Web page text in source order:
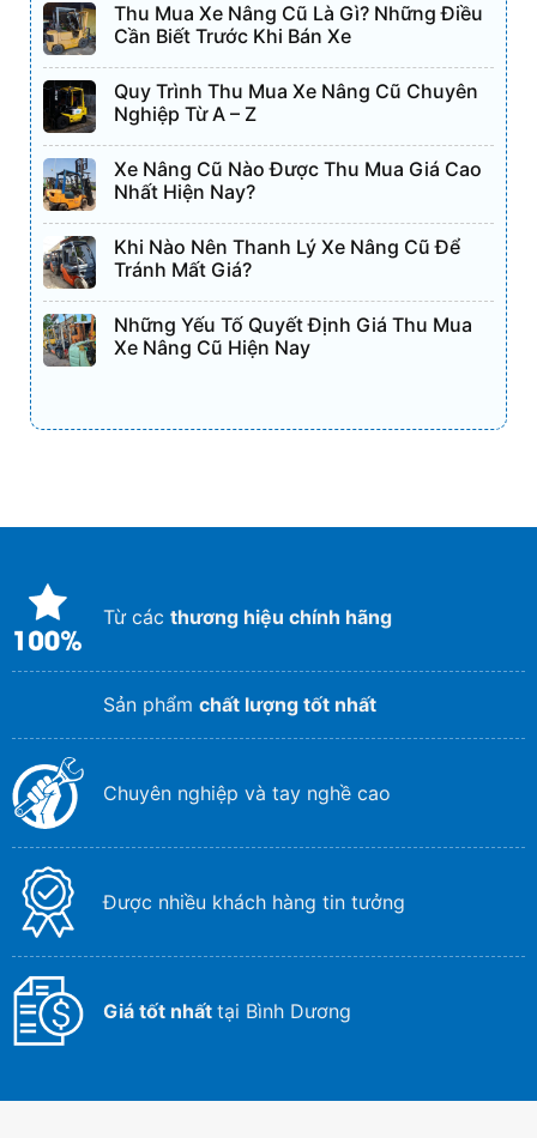
Thu Mua Xe Nâng Cũ Là Gì? Những Điều
Cần Biết Trước Khi Bán Xe
Quy Trình Thu Mua Xe Nâng Cũ Chuyên
Nghiệp Từ A – Z
Xe Nâng Cũ Nào Được Thu Mua Giá Cao
Nhất Hiện Nay?
Khi Nào Nên Thanh Lý Xe Nâng Cũ Để
Tránh Mất Giá?
Những Yếu Tố Quyết Định Giá Thu Mua
Xe Nâng Cũ Hiện Nay
Từ các thương hiệu chính hãng
Sản phẩm chất lượng tốt nhất
Chuyên nghiệp và tay nghề cao
Được nhiều khách hàng tin tưởng
Giá tốt nhất tại Bình Dương